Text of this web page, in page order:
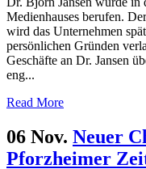
Medienhauses berufen.
wird das Unternehmen
persönlichen Gründen
Geschäfte an Dr. Jansen
eng...
Read More
06 Nov. Neuer
Pforzheimer